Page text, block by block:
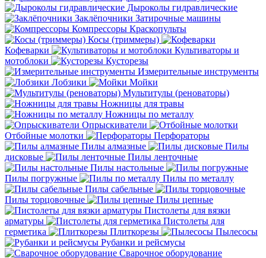
Дыроколы гидравлические
Заклёпочники Затирочные машины
Компрессоры Краскопульты
Косы (триммеры)
Кофеварки
Культиваторы и
мотоблоки
Кусторезы
Измерительные инструменты
Лобзики
Мойки
Мультитулы (реноваторы)
Ножницы для травы
Ножницы по металлу
Опрыскиватели
Отбойные молотки
Перфораторы
Пилы алмазные
Пилы
дисковые
Пилы ленточные
Пилы настольные
Пилы погружные
Пилы по металлу
Пилы сабельные
Пилы торцовочные
Пилы цепные
Пистолеты для вязки
арматуры
Пистолеты для
герметика
Плиткорезы
Пылесосы
Рубанки и рейсмусы
Сварочное оборудование